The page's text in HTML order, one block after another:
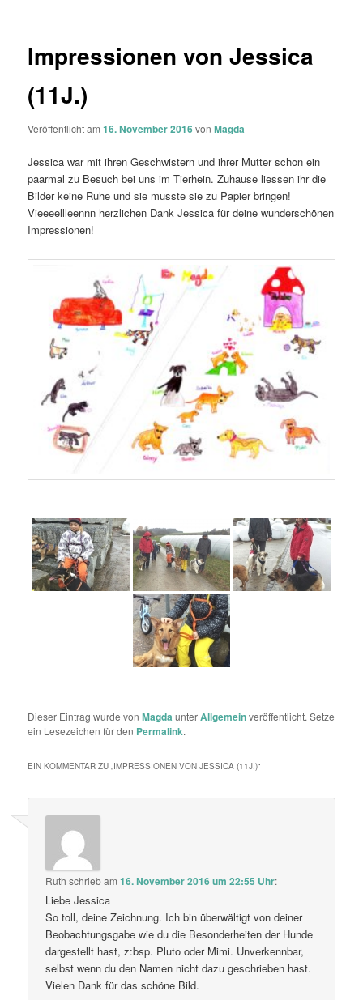
Impressionen von Jessica
(11J.)
Veröffentlicht am16. November 2016vonMagda
Jessica war mit ihren Geschwistern und ihrer Mutter schon ein
paarmal zu Besuch bei uns im Tierhein. Zuhause liessen ihr die
Bilder keine Ruhe und sie musste sie zu Papier bringen!
Vieeeellleennn herzlichen Dank Jessica für deine wunderschönen
Impressionen!
Dieser Eintrag wurde vonMagdaunterAllgemeinveröffentlicht. Setze
ein Lesezeichen für den Permalink.
EIN KOMMENTAR ZU „ IMPRESSIONEN VON JESSICA (11J.)“
Ruth schriebam16. November 2016 um 22:55 Uhr:
Liebe Jessica
So toll, deine Zeichnung. Ich bin überwältigt von deiner
Beobachtungsgabe wie du die Besonderheiten der Hunde
dargestellt hast, z:bsp. Pluto oder Mimi. Unverkennbar,
selbst wenn du den Namen nicht dazu geschrieben hast.
Vielen Dank für das schöne Bild.